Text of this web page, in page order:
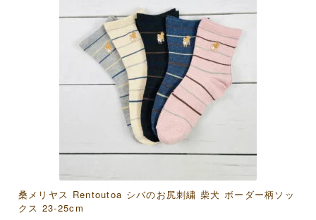
桑メリヤス Rentoutoa シバのお尻刺繍 柴犬 ボーダー柄ソッ
クス 23-25cm
アクティブコーポレーション モフサンド 竹うちわグリーテ
ィングカード
濱文様 和たおるセミウォッシュ おしくら文鳥